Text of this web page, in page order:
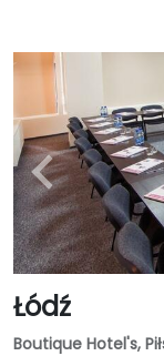
Łódź
Boutique Hotel's,